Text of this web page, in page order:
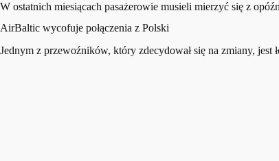
W ostatnich miesiącach pasażerowie musieli mierzyć się z
AirBaltic wycofuje połączenia z Polski
Jednym z przewoźników, który zdecydował się na zmiany,